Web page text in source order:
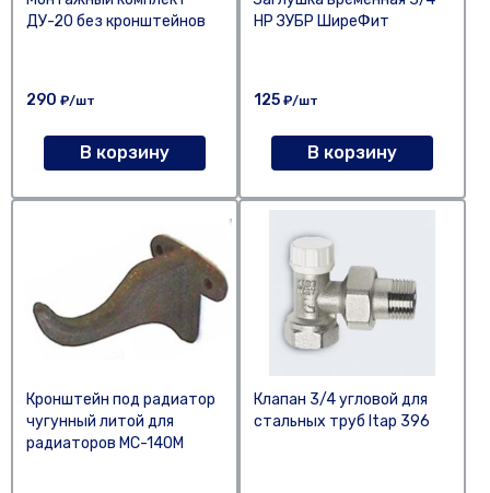
ДУ-20 без кронштейнов
290 ₽/шт
В корзину
НР ЗУБР ШиреФит
125 ₽/шт
В корзину
Кронштейн под радиатор
чугунный литой для
радиаторов МС-140М
Клапан 3/4 угловой для
стальных труб Itap 396